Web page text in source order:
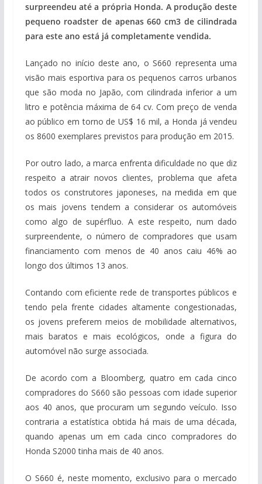
surpreendeu até a própria Honda. A produção deste
pequeno roadster de apenas 660 cm3 de cilindrada
para este ano está já completamente vendida.
Lançado no início deste ano, o S660 representa uma
visão mais esportiva para os pequenos carros urbanos
que são moda no Japão, com cilindrada inferior a um
litro e potência máxima de 64 cv. Com preço de venda
ao público em torno de US$ 16 mil, a Honda já vendeu
os 8600 exemplares previstos para produção em 2015.
Por outro lado, a marca enfrenta dificuldade no que diz
respeito a atrair novos clientes, problema que afeta
todos os construtores japoneses, na medida em que
os mais jovens tendem a considerar os automóveis
como algo de supérfluo. A este respeito, num dado
surpreendente, o número de compradores que usam
financiamento com menos de 40 anos caiu 46% ao
longo dos últimos 13 anos.
Contando com eficiente rede de transportes públicos e
tendo pela frente cidades altamente congestionadas,
os jovens preferem meios de mobilidade alternativos,
mais baratos e mais ecológicos, onde a figura do
automóvel não surge associada.
De acordo com a Bloomberg, quatro em cada cinco
compradores do S660 são pessoas com idade superior
aos 40 anos, que procuram um segundo veículo. Isso
contraria a estatística obtida há mais de uma década,
quando apenas um em cada cinco compradores do
Honda S2000 tinha mais de 40 anos.
O S660 é, neste momento, exclusivo para o mercado